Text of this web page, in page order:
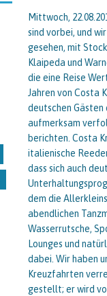
Mittwoch,
sind vorbei, und
gesehen, mit
Klaipeda und
die eine Reise
Jahren von Costa
deutschen
aufmerksam
berichten. Costa
italienische
dass sich auch
dem die
abendlichen
Wasserrutsche,
Lounges und
dabei. Wir haben
Kreuzfahrten
gestellt; er wird